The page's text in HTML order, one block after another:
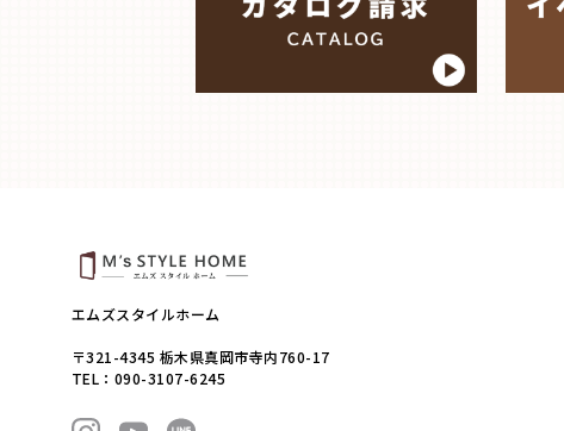
エムズスタイルホーム
〒321-4345 栃木県真岡市寺内760-17
TEL：090-3107-6245